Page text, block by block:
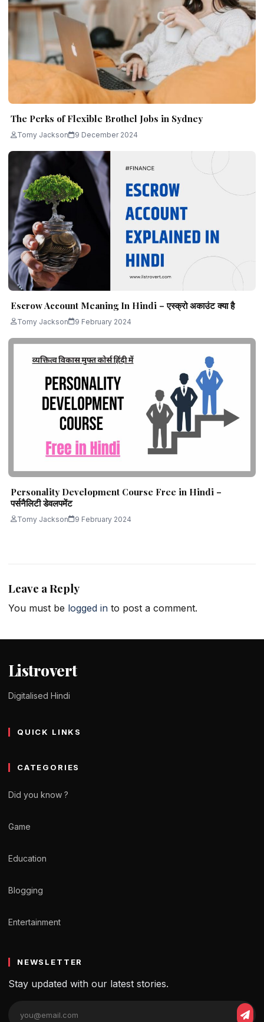
The Perks of Flexible Brothel Jobs in Sydney
Tomy Jackson 9 December 2024
Escrow Account Meaning In Hindi – एस्क्रो अकाउंट क्या है
Tomy Jackson 9 February 2024
Personality Development Course Free in Hindi –
पर्सनैलिटी डेवलपमेंट
Tomy Jackson 9 February 2024
Leave a Reply
You must be logged in to post a comment.
Listrovert
Digitalised Hindi
QUICK LINKS
CATEGORIES
Did you know ?
Game
Education
Blogging
Entertainment
NEWSLETTER
Stay updated with our latest stories.